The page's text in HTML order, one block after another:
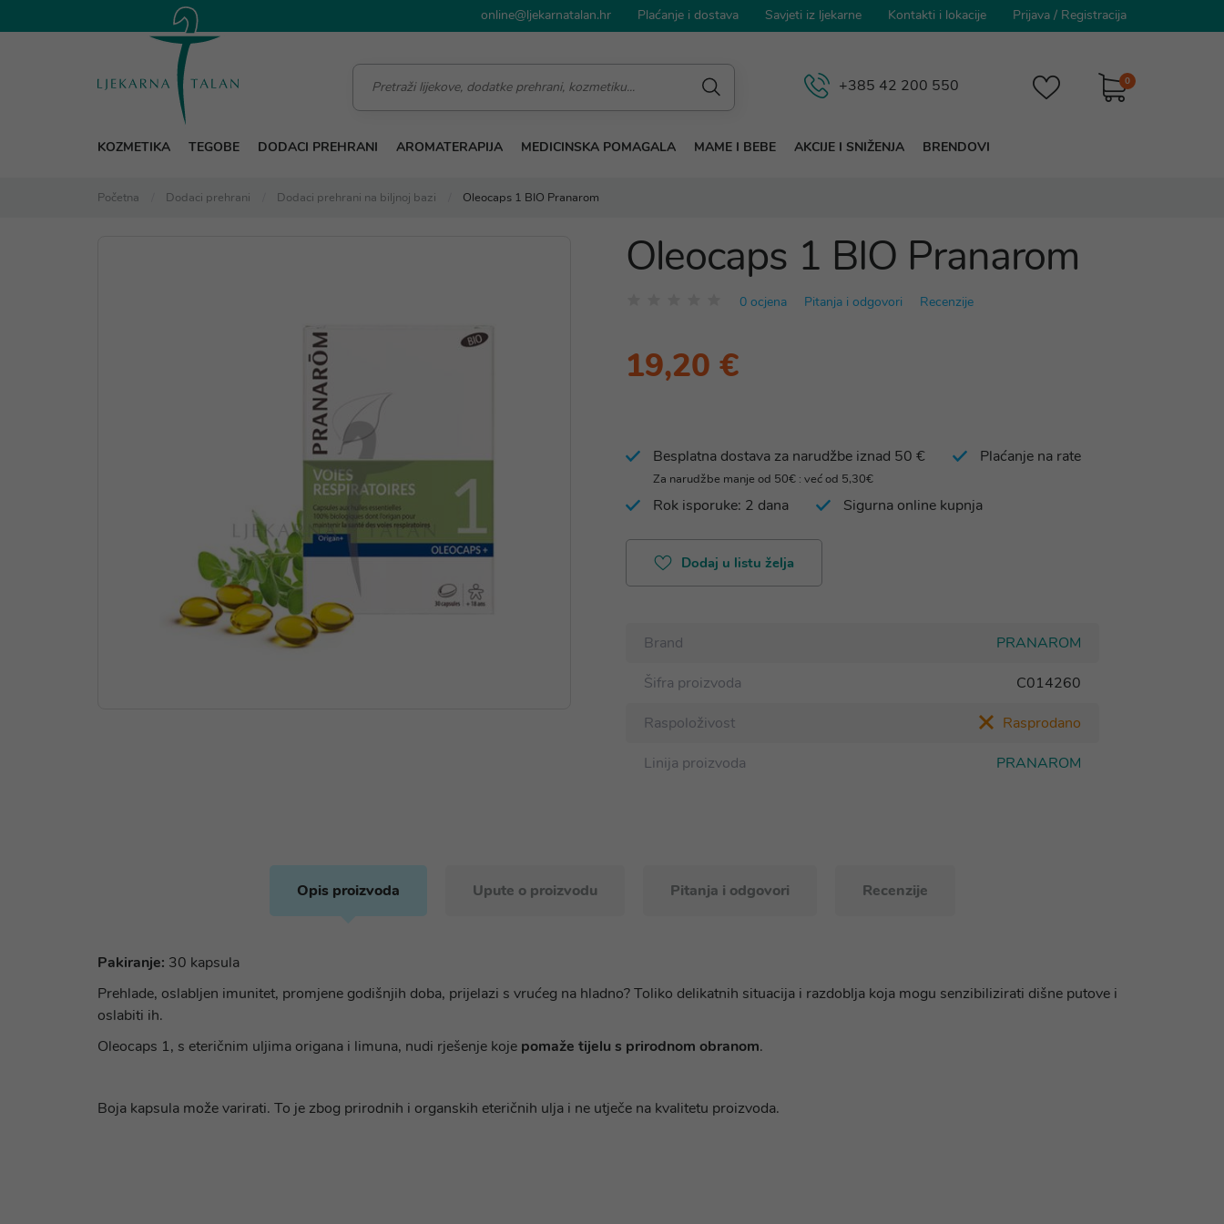
online@ljekarnatalan.hr Plaćanje i dostava Savjeti iz ljekarne Kontakti i lokacije Prijava / Registracija
0
+385 42 200 550
KOZMETIKA TEGOBE DODACI PREHRANI AROMATERAPIJA MEDICINSKA POMAGALA MAME I BEBE AKCIJE I SNIŽENJA BRENDOVI
Početna Dodaci prehrani Dodaci prehrani na biljnoj bazi Oleocaps 1 BIO Pranarom
Oleocaps 1 BIO Pranarom
0 ocjena Pitanja i odgovori Recenzije
19,20 €
Besplatna dostava za narudžbe iznad 50 €
Za narudžbe manje od 50€ : već od 5,30€
Plaćanje na rate
Rok isporuke: 2 dana Sigurna online kupnja
Dodaj u listu želja
Brand
PRANAROM
Šifra proizvoda
C014260
Raspoloživost
Rasprodano
Linija proizvoda
PRANAROM
Opis proizvoda Upute o proizvodu Pitanja i odgovori Recenzije
Pakiranje: 30 kapsula
Prehlade, oslabljen imunitet, promjene godišnjih doba, prijelazi s vrućeg na hladno? Toliko delikatnih situacija i razdoblja koja mogu senzibilizirati dišne putove i
oslabiti ih.
Oleocaps 1, s eteričnim uljima origana i limuna, nudi rješenje koje pomaže tijelu s prirodnom obranom.
Boja kapsula može varirati. To je zbog prirodnih i organskih eteričnih ulja i ne utječe na kvalitetu proizvoda.